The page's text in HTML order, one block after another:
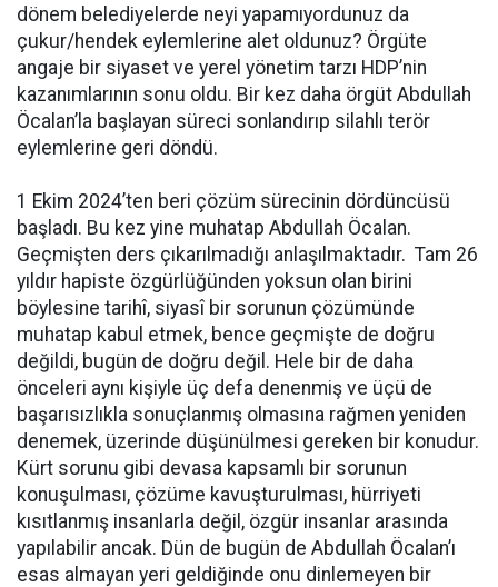
dönem belediyelerde neyi yapamıyordunuz da
çukur/hendek eylemlerine alet oldunuz? Örgüte
angaje bir siyaset ve yerel yönetim tarzı HDP’nin
kazanımlarının sonu oldu. Bir kez daha örgüt Abdullah
Öcalan’la başlayan süreci sonlandırıp silahlı terör
eylemlerine geri döndü.
1 Ekim 2024’ten beri çözüm sürecinin dördüncüsü
başladı. Bu kez yine muhatap Abdullah Öcalan.
Geçmişten ders çıkarılmadığı anlaşılmaktadır. Tam 26
yıldır hapiste özgürlüğünden yoksun olan birini
böylesine tarihî, siyasî bir sorunun çözümünde
muhatap kabul etmek, bence geçmişte de doğru
değildi, bugün de doğru değil. Hele bir de daha
önceleri aynı kişiyle üç defa denenmiş ve üçü de
başarısızlıkla sonuçlanmış olmasına rağmen yeniden
denemek, üzerinde düşünülmesi gereken bir konudur.
Kürt sorunu gibi devasa kapsamlı bir sorunun
konuşulması, çözüme kavuşturulması, hürriyeti
kısıtlanmış insanlarla değil, özgür insanlar arasında
yapılabilir ancak. Dün de bugün de Abdullah Öcalan’ı
esas almayan yeri geldiğinde onu dinlemeyen bir